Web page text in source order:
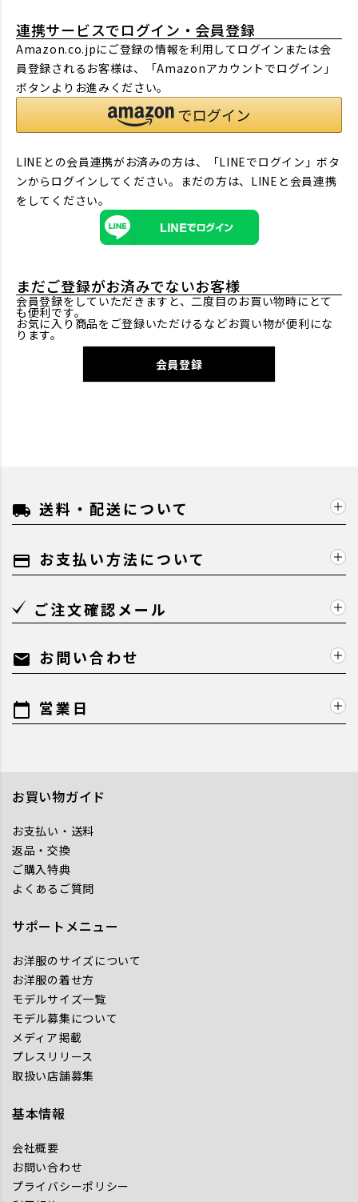
連携サービスでログイン・会員登録
Amazon.co.jpにご登録の情報を利用してログインまたは会
員登録されるお客様は、「Amazonアカウントでログイン」
ボタンよりお進みください。
LINEとの会員連携がお済みの方は、「LINEでログイン」ボタ
ンからログインしてください。まだの方は、 LINEと会員連携
をしてください。
まだご登録がお済みでないお客様
会員登録をしていただきますと、二度目のお買い物時にとて
も便利です。
お気に入り商品をご登録いただけるなどお買い物が便利にな
ります。
会員登録
local_shipping 送料・配送について
payment お支払い方法について
ご注文確認メール
mail お問い合わせ
calendar_today 営業日
お買い物ガイド
お支払い・送料
返品・交換
ご購入特典
よくあるご質問
サポートメニュー
お洋服のサイズについて
お洋服の着せ方
モデルサイズ一覧
モデル募集について
メディア掲載
プレスリリース
取扱い店舗募集
基本情報
会社概要
お問い合わせ
プライバシーポリシー